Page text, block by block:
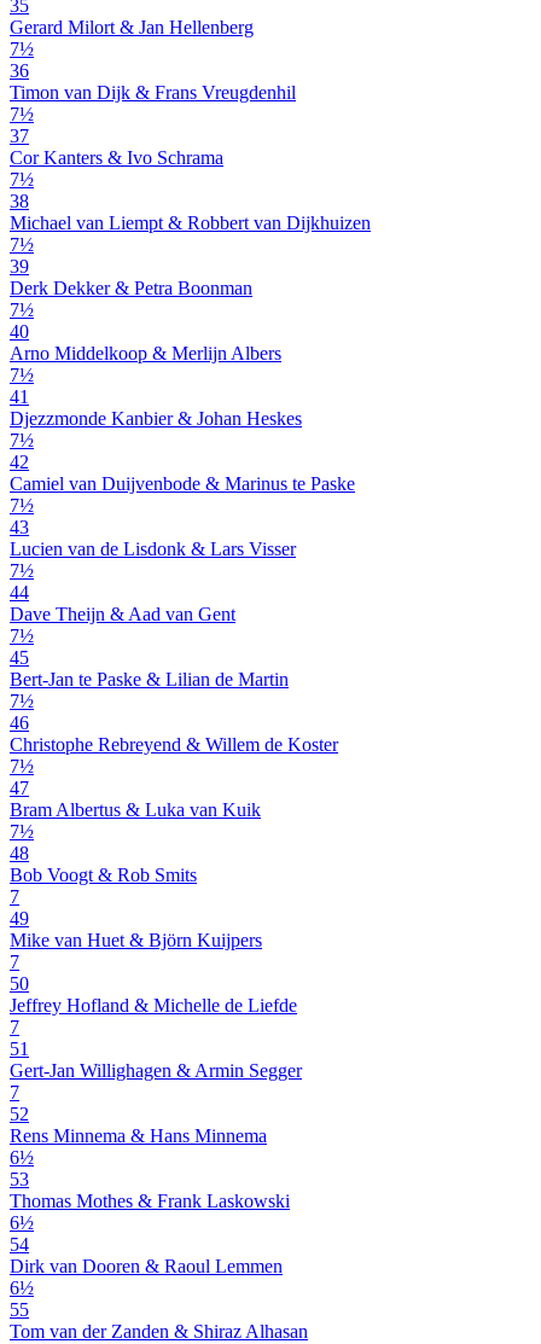
35
Gerard Milort & Jan Hellenberg
7½
36
Timon van Dijk & Frans Vreugdenhil
7½
37
Cor Kanters & Ivo Schrama
7½
38
Michael van Liempt & Robbert van Dijkhuizen
7½
39
Derk Dekker & Petra Boonman
7½
40
Arno Middelkoop & Merlijn Albers
7½
41
Djezzmonde Kanbier & Johan Heskes
7½
42
Camiel van Duijvenbode & Marinus te Paske
7½
43
Lucien van de Lisdonk & Lars Visser
7½
44
Dave Theijn & Aad van Gent
7½
45
Bert-Jan te Paske & Lilian de Martin
7½
46
Christophe Rebreyend & Willem de Koster
7½
47
Bram Albertus & Luka van Kuik
7½
48
Bob Voogt & Rob Smits
7
49
Mike van Huet & Björn Kuijpers
7
50
Jeffrey Hofland & Michelle de Liefde
7
51
Gert-Jan Willighagen & Armin Segger
7
52
Rens Minnema & Hans Minnema
6½
53
Thomas Mothes & Frank Laskowski
6½
54
Dirk van Dooren & Raoul Lemmen
6½
55
Tom van der Zanden & Shiraz Alhasan